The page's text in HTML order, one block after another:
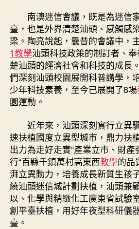
南澳迷信會議，既是為迷信
臺，也是外界清楚汕頭、感觸感
梁。陶亮說起，曩昔的會議中，
1教學汕頭科技政策的制訂者、
楚汕頭的經濟社會和科技的成長
們深刻汕頭校園展開科普講學，
少年科技素養，至今已展開了8場
園運動。
近年來，汕頭深刻實行立異
速扶植國度立異型城市，鼎力扶
出力為走好走實“產業立市、財產
行“百縣千鎮萬村高東西教學的品
湃立異動力，培養成長新質生孩
繞汕頭迷信城計劃扶植，汕頭兼
以、化學與精緻化工廣東省試驗
創平臺扶植，用好年夜型科研儀
臺。